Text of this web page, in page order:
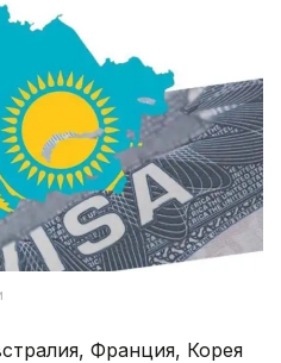
Франция, Корея